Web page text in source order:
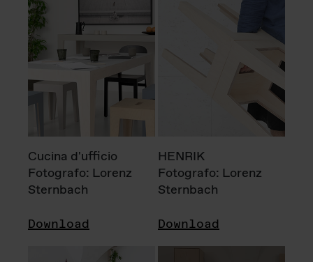
Cucina d'ufficio
Fotografo: Lorenz
Sternbach
Download
HENRIK
Fotografo: Lorenz
Sternbach
Download